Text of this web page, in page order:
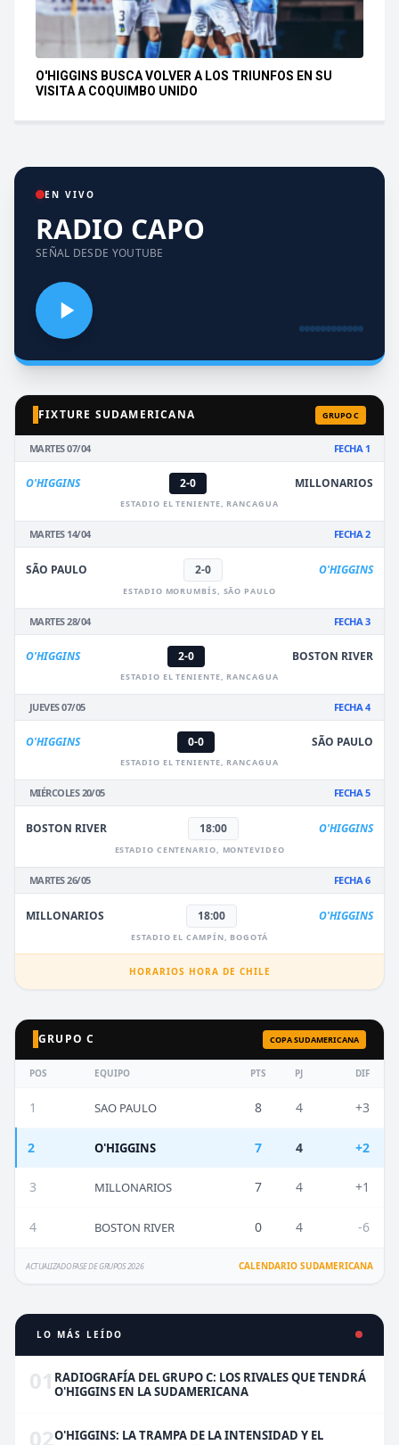
O'HIGGINS BUSCA VOLVER A LOS TRIUNFOS EN SU
VISITA A COQUIMBO UNIDO
EN VIVO
RADIO CAPO
SEÑAL DESDE YOUTUBE
FIXTURE SUDAMERICANA GRUPO C
MARTES 07/04 FECHA 1
O'HIGGINS 2-0 MILLONARIOS
ESTADIO EL TENIENTE, RANCAGUA
MARTES 14/04 FECHA 2
SÃO PAULO 2-0 O'HIGGINS
ESTADIO MORUMBÍS, SÃO PAULO
MARTES 28/04 FECHA 3
O'HIGGINS 2-0 BOSTON RIVER
ESTADIO EL TENIENTE, RANCAGUA
JUEVES 07/05 FECHA 4
O'HIGGINS 0-0 SÃO PAULO
ESTADIO EL TENIENTE, RANCAGUA
MIÉRCOLES 20/05 FECHA 5
BOSTON RIVER 18:00 O'HIGGINS
ESTADIO CENTENARIO, MONTEVIDEO
MARTES 26/05 FECHA 6
MILLONARIOS 18:00 O'HIGGINS
ESTADIO EL CAMPÍN, BOGOTÁ
HORARIOS HORA DE CHILE
GRUPO C COPA SUDAMERICANA
POS EQUIPO PTS PJ DIF
1 SAO PAULO 8 4 +3
2 O'HIGGINS 7 4 +2
3 MILLONARIOS 7 4 +1
4 BOSTON RIVER 0 4 -6
ACTUALIZADO FASE DE GRUPOS 2026 CALENDARIO SUDAMERICANA
LO MÁS LEÍDO
01 RADIOGRAFÍA DEL GRUPO C: LOS RIVALES QUE TENDRÁ
O'HIGGINS EN LA SUDAMERICANA
02O'HIGGINS: LA TRAMPA DE LA INTENSIDAD Y EL